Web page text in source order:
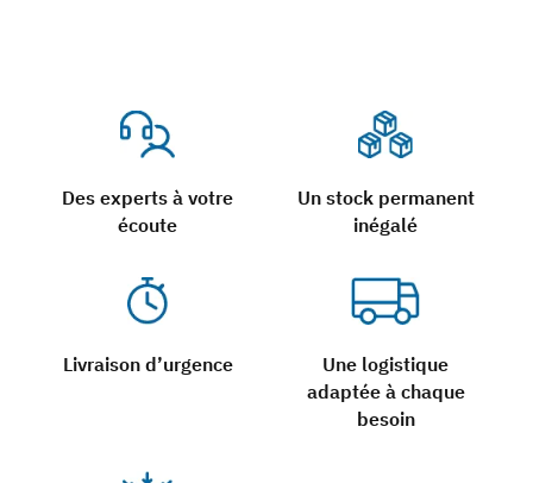
Des experts à votre
écoute
Un stock permanent
inégalé
Livraison d’urgence
Une logistique
adaptée à chaque
besoin